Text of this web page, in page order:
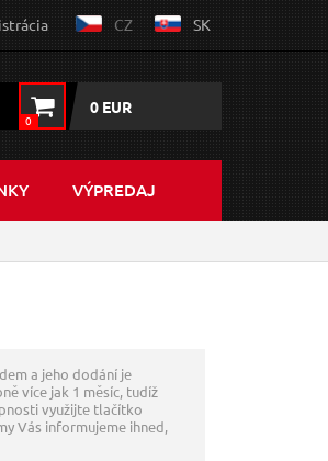
CZ SK
0
0 EUR
VÝPREDAJ
a jeho dodání je
více jak 1 měsíc, tudíž
využijte tlačítko
Vás informujeme ihned,